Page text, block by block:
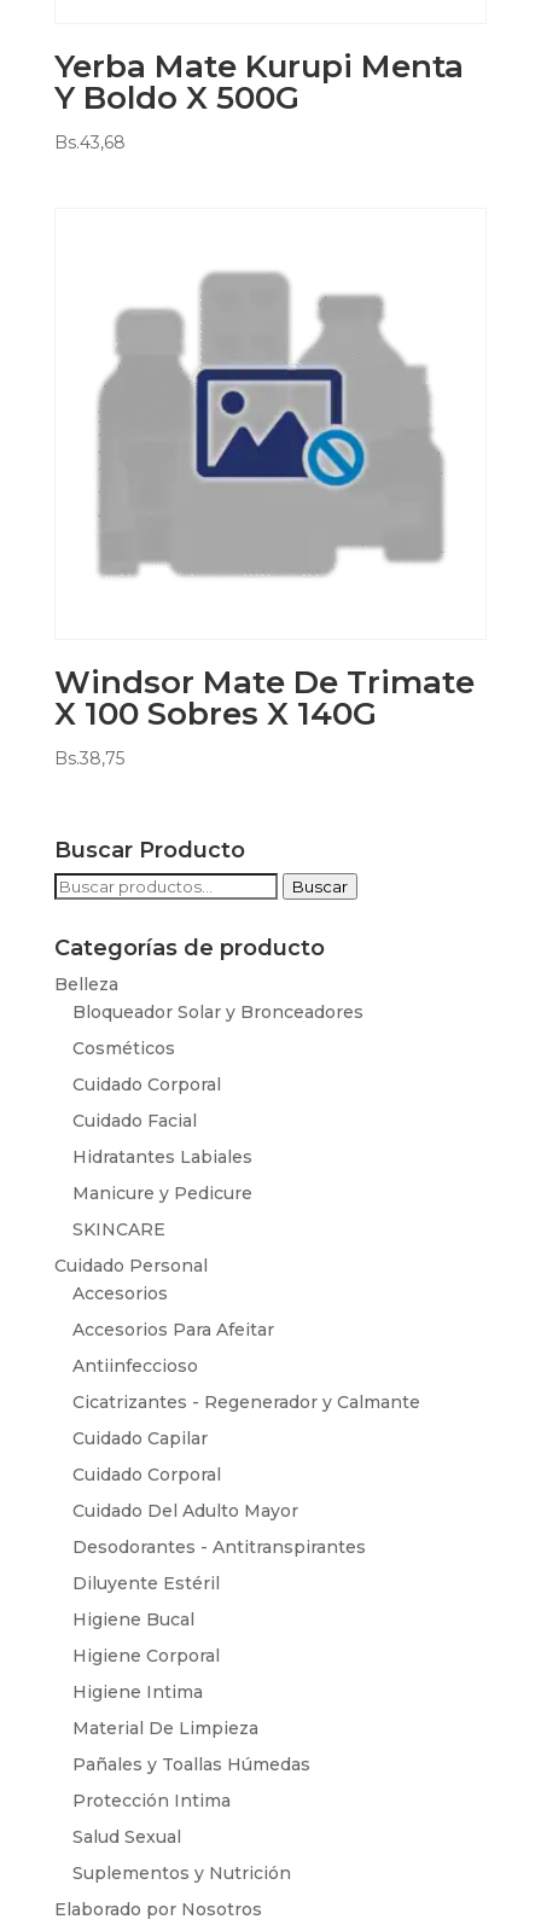
Yerba Mate Kurupi Menta
Y Boldo X 500G
Bs.43,68
Windsor Mate De Trimate
X 100 Sobres X 140G
Bs.38,75
Buscar Producto
Buscar
Buscar
Categorías de producto
Belleza
Bloqueador Solar y Bronceadores
Cosméticos
Cuidado Corporal
Cuidado Facial
Hidratantes Labiales
Manicure y Pedicure
SKINCARE
Cuidado Personal
Accesorios
Accesorios Para Afeitar
Antiinfeccioso
Cicatrizantes - Regenerador y Calmante
Cuidado Capilar
Cuidado Corporal
Cuidado Del Adulto Mayor
Desodorantes - Antitranspirantes
Diluyente Estéril
Higiene Bucal
Higiene Corporal
Higiene Intima
Material De Limpieza
Pañales y Toallas Húmedas
Protección Intima
Salud Sexual
Suplementos y Nutrición
Elaborado por Nosotros